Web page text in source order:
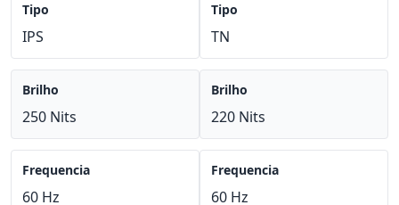
Tipo
IPS
Brilho
250 Nits
Frequencia
60 Hz
Tipo
TN
Brilho
220 Nits
Frequencia
60 Hz